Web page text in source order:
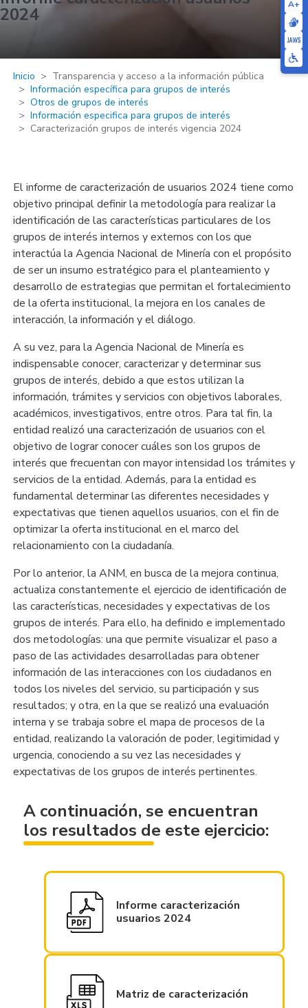
A+
2024
Inicio
Transparencia y acceso a la información pública
Información específica para grupos de interés
Otros de grupos de interés
Información especifica para grupos de interés
Caracterización grupos de interés vigencia 2024
El informe de caracterización de usuarios 2024 tiene como
objetivo principal definir la metodología para realizar la
identificación de las características particulares de los
grupos de interés internos y externos con los que
interactúa la Agencia Nacional de Minería con el propósito
de ser un insumo estratégico para el planteamiento y
desarrollo de estrategias que permitan el fortalecimiento
de la oferta institucional, la mejora en los canales de
interacción, la información y el diálogo.
A su vez, para la Agencia Nacional de Minería es
indispensable conocer, caracterizar y determinar sus
grupos de interés, debido a que estos utilizan la
información, trámites y servicios con objetivos laborales,
académicos, investigativos, entre otros. Para tal fin, la
entidad realizó una caracterización de usuarios con el
objetivo de lograr conocer cuáles son los grupos de
interés que frecuentan con mayor intensidad los trámites y
servicios de la entidad. Además, para la entidad es
fundamental determinar las diferentes necesidades y
expectativas que tienen aquellos usuarios, con el fin de
optimizar la oferta institucional en el marco del
relacionamiento con la ciudadanía.
Por lo anterior, la ANM, en busca de la mejora continua,
actualiza constantemente el ejercicio de identificación de
las características, necesidades y expectativas de los
grupos de interés. Para ello, ha definido e implementado
dos metodologías: una que permite visualizar el paso a
paso de las actividades desarrolladas para obtener
información de las interacciones con los ciudadanos en
todos los niveles del servicio, su participación y sus
resultados; y otra, en la que se realizó una evaluación
interna y se trabaja sobre el mapa de procesos de la
entidad, realizando la valoración de poder, legitimidad y
urgencia, conociendo a su vez las necesidades y
expectativas de los grupos de interés pertinentes.
A continuación, se encuentran
los resultados de este ejercicio:
Informe caracterización
usuarios 2024
Matriz de caracterización